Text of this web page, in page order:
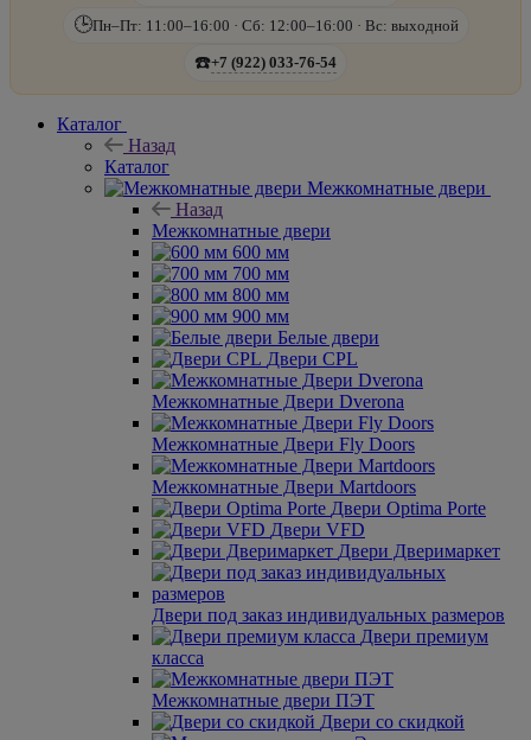
🕒Пн–Пт: 11:00–16:00 · Сб: 12:00–16:00 · Вс: выходной
☎️+7 (922) 033-76-54
Каталог
Назад
Каталог
Межкомнатные двери
Назад
Межкомнатные двери
600 мм
700 мм
800 мм
900 мм
Белые двери
Двери CPL
Межкомнатные Двери Dverona
Межкомнатные Двери Fly Doors
Межкомнатные Двери Martdoors
Двери Optima Porte
Двери VFD
Двери Дверимаркет
Двери под заказ индивидуальных размеров
Двери премиум
класса
Межкомнатные двери ПЭТ
Двери со скидкой